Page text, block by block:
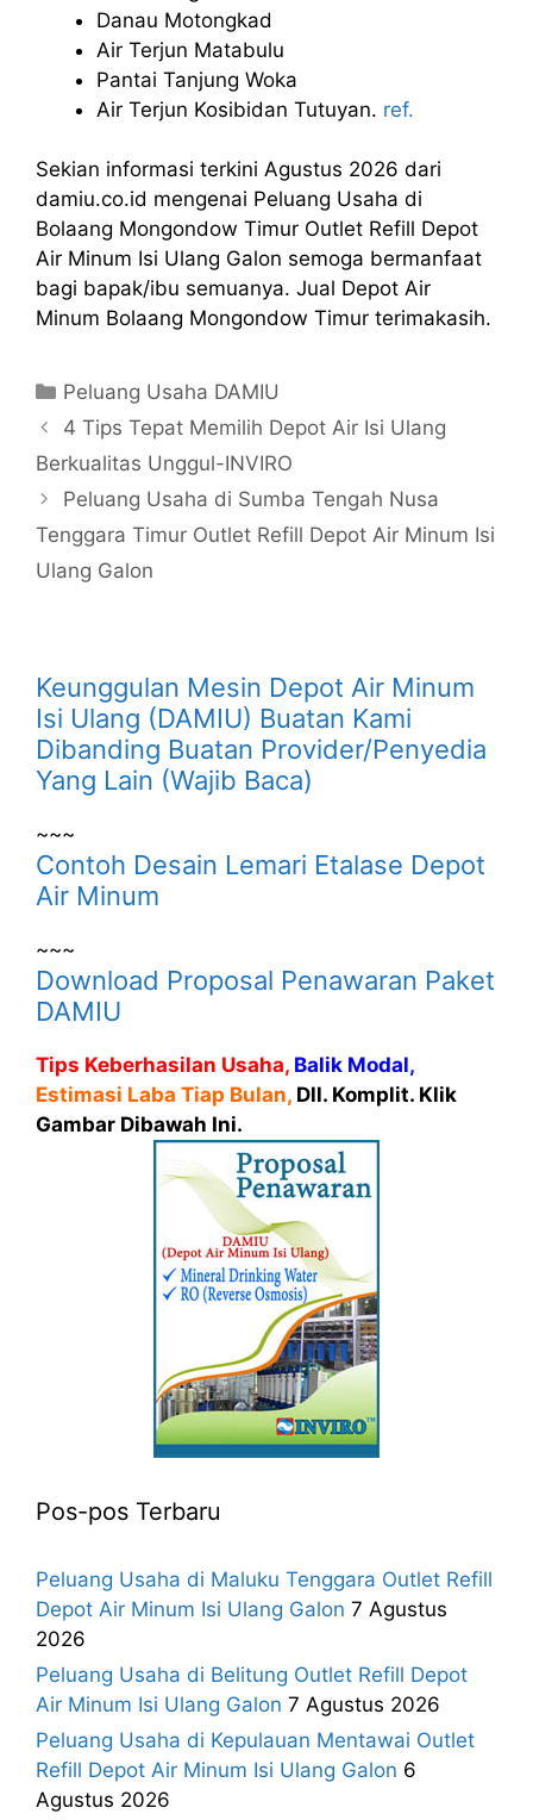
Danau Motongkad
Air Terjun Matabulu
Pantai Tanjung Woka
Air Terjun Kosibidan Tutuyan. ref.
Sekian informasi terkini Agustus 2026 dari
damiu.co.id mengenai Peluang Usaha di
Bolaang Mongondow Timur Outlet Refill Depot
Air Minum Isi Ulang Galon semoga bermanfaat
bagi bapak/ibu semuanya. Jual Depot Air
Minum Bolaang Mongondow Timur terimakasih.
Kategori
Peluang Usaha DAMIU
4 Tips Tepat Memilih Depot Air Isi Ulang
Berkualitas Unggul-INVIRO
Peluang Usaha di Sumba Tengah Nusa
Tenggara Timur Outlet Refill Depot Air Minum Isi
Ulang Galon
Keunggulan Mesin Depot Air Minum
Isi Ulang (DAMIU) Buatan Kami
Dibanding Buatan Provider/Penyedia
Yang Lain (Wajib Baca)
~~~
Contoh Desain Lemari Etalase Depot
Air Minum
~~~
Download Proposal Penawaran Paket
DAMIU
Tips Keberhasilan Usaha, Balik Modal,
Estimasi Laba Tiap Bulan, Dll. Komplit. Klik
Gambar Dibawah Ini.
Pos-pos Terbaru
Peluang Usaha di Maluku Tenggara Outlet Refill
Depot Air Minum Isi Ulang Galon 7 Agustus
2026
Peluang Usaha di Belitung Outlet Refill Depot
Air Minum Isi Ulang Galon 7 Agustus 2026
Peluang Usaha di Kepulauan Mentawai Outlet
Refill Depot Air Minum Isi Ulang Galon 6
Agustus 2026